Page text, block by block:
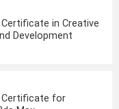
Certificate in Creative
Development
Certificate for